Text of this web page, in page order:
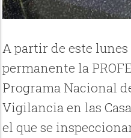
A partir de este
permanente la
Programa Nacional
Vigilancia en las
el que se